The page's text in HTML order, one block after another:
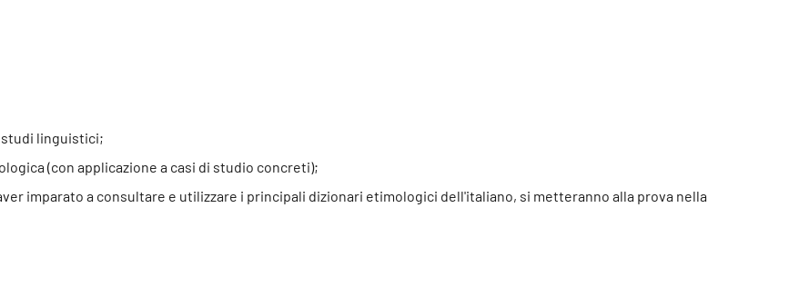
studi linguistici;
(con applicazione a casi di studio concreti);
imparato a consultare e utilizzare i principali dizionari etimologici dell'italiano, si metteranno alla prova nella